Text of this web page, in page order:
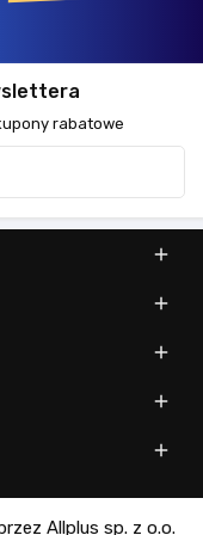
rabatowe





Allplus sp. z o.o.